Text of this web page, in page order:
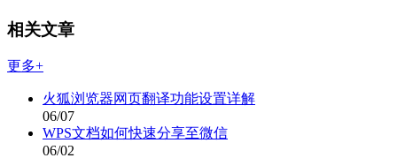
相关文章
更多+
火狐浏览器网页翻译功能设置详解
06/07
WPS文档如何快速分享至微信
06/02